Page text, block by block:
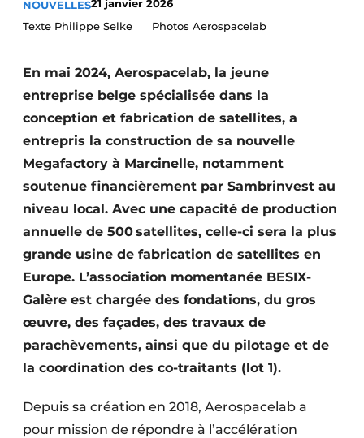
Construction bois
Contrôle d’accès
Fondations
Façades
Géotextiles
Infrastructures souterraines et égouttage
Rénovation
NOUVELLES21 janvier 2026
Texte Philippe Selke Photos Aerospacelab
En mai 2024, Aerospacelab, la jeune
entreprise belge spécialisée dans la
conception et fabrication de satellites, a
entrepris la construction de sa nouvelle
Megafactory à Marcinelle, notamment
soutenue financièrement par Sambrinvest au
niveau local. Avec une capacité de production
annuelle de 500 satellites, celle-ci sera la plus
grande usine de fabrication de satellites en
Europe. L’association momentanée BESIX-
Galère est chargée des fondations, du gros
œuvre, des façades, des travaux de
parachèvements, ainsi que du pilotage et de
la coordination des co-traitants (lot 1).
Depuis sa création en 2018, Aerospacelab a
pour mission de répondre à l’accélération